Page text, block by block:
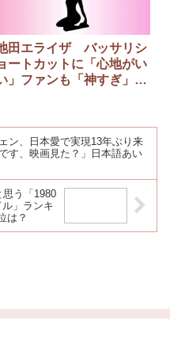
田エライザ バッサリシ
ートカットに「心地がい
」ファンも「神すぎ」
ン、日本愛で実現13年ぶり来
す、映画見た？」日本語あい
思う「1980
」ランキ
は？